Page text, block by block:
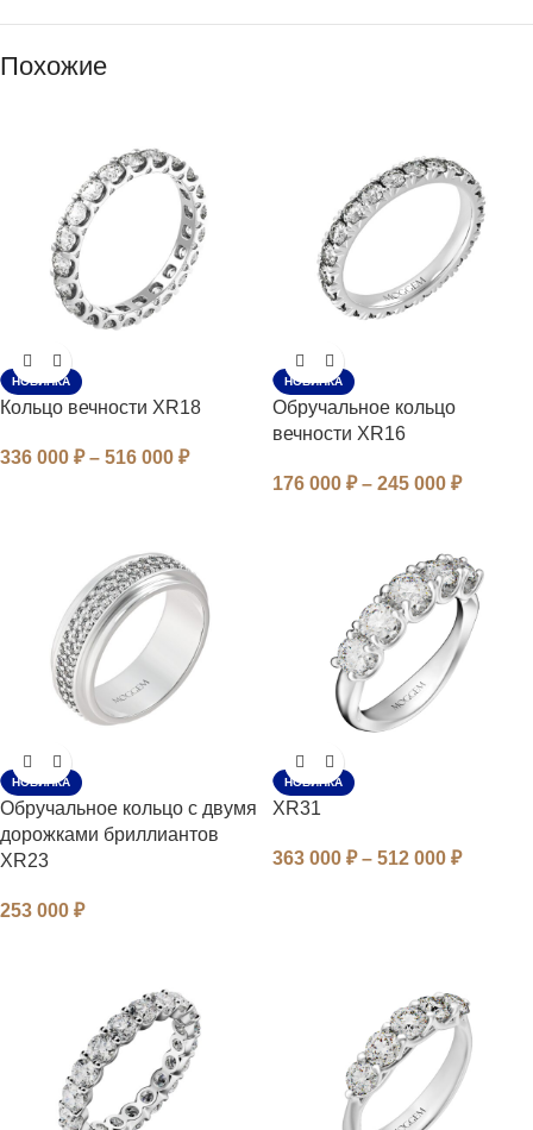
Похожие
НОВИНКА
Кольцо вечности XR18
336 000 ₽ – 516 000 ₽
НОВИНКА
Обручальное кольцо
вечности XR16
176 000 ₽ – 245 000 ₽
НОВИНКА
Обручальное кольцо с двумя
дорожками бриллиантов
XR23
253 000 ₽
НОВИНКА
XR31
363 000 ₽ – 512 000 ₽